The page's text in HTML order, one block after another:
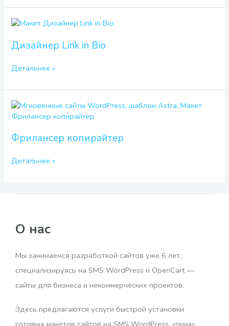
Дизайнер Link in Bio
Дизайнер
in
Детальнее »
Фрилансер копирайтер
Фрилансер
копирайтер
Детальнее »
О нас
Мы занимаемся разработкой сайтов уже 6 лет,
специализируясь на SMS WordPress и OpenCart —
сайты для бизнеса и некоммерческих проектов.
Здесь предлагаются услуги быстрой установки